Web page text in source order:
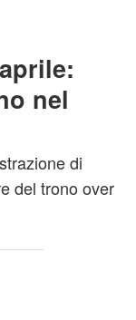
nel
di
del trono over